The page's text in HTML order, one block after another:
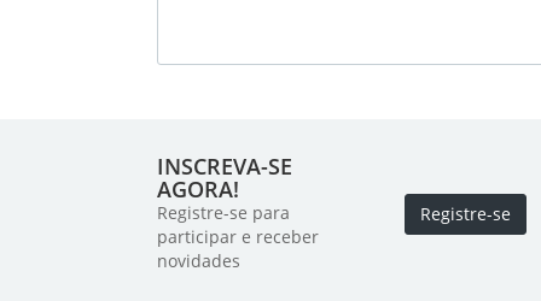
INSCREVA-SE
AGORA!
Registre-se para
participar e receber
novidades
Registre-se